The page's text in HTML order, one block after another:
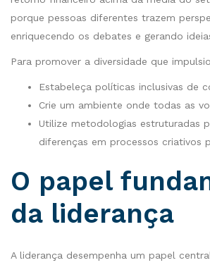
porque pessoas diferentes trazem
enriquecendo os debates e gerando
Para promover a diversidade que
Estabeleça políticas inclusivas de
Crie um ambiente onde todas as
Utilize metodologias estruturadas
diferenças em processos criativos
O papel
da liderança
A liderança desempenha um papel